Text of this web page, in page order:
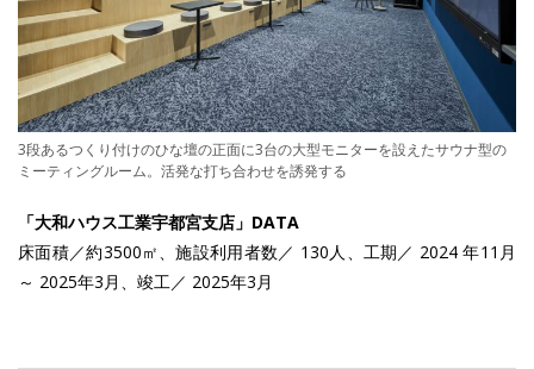
3段あるつくり付けのひな壇の正面に3台の大型モニターを設えたサウナ型の
ミーティングルーム。活発な打ち合わせを誘発する
「大和ハウス工業宇都宮支店」DATA
床面積／約3500㎡、施設利用者数／ 130人、工期／ 2024 年11月
～ 2025年3月、竣工／ 2025年3月